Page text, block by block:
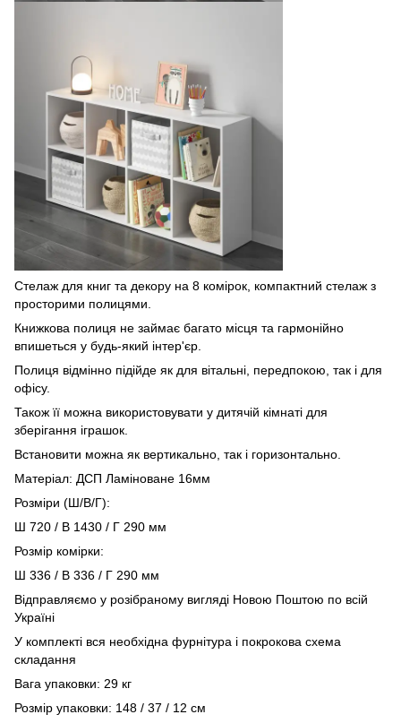
Стелаж для книг та декору на 8 комірок, компактний стелаж з
просторими полицями.
Книжкова полиця не займає багато місця та гармонійно
впишеться у будь-який інтер'єр.
Полиця відмінно підійде як для вітальні, передпокою, так і для
офісу.
Також її можна використовувати у дитячій кімнаті для
зберігання іграшок.
Встановити можна як вертикально, так і горизонтально.
Матеріал: ДСП Ламіноване 16мм
Розміри (Ш/В/Г):
Ш 720 / В 1430 / Г 290 мм
Розмір комірки:
Ш 336 / В 336 / Г 290 мм
Відправляємо у розібраному вигляді Новою Поштою по всій
Україні
У комплекті вся необхідна фурнітура і покрокова схема
складання
Вага упаковки: 29 кг
Розмір упаковки: 148 / 37 / 12 см